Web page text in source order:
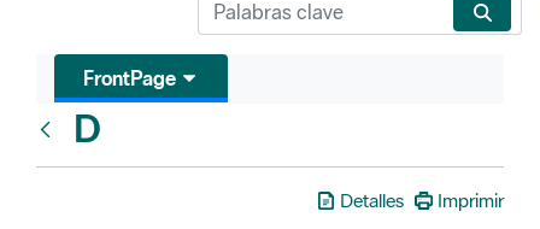
FrontPage
D
Detalles Imprimir